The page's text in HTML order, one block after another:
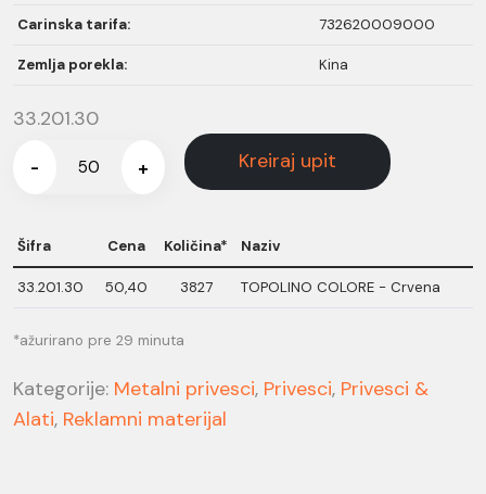
Carinska tarifa: 732620009000
Zemlja porekla: Kina
33.201.30
- + Kreiraj upit
Šifra Cena Količina* Naziv
33.201.30 50,40 3827 TOPOLINO COLORE - Crvena
*ažurirano pre 29 minuta
Kategorije: Metalni privesci, Privesci, Privesci &
Alati, Reklamni materijal